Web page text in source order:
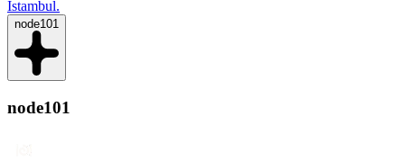
Istambul.
node101
node101